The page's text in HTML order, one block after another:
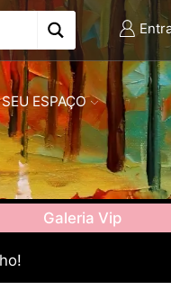
SEU ESPAÇO
Galeria Vip